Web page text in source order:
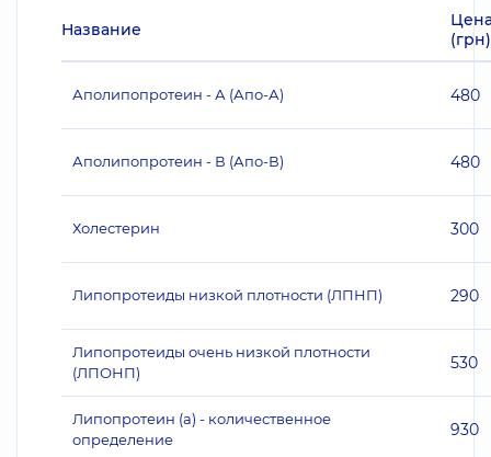
Название
(грн)
Аполипопротеин - А (Апо-А) 480
Аполипопротеин - В (Апо-В) 480
Холестерин 300
Липопротеиды низкой плотности (ЛПНП) 290
Липопротеиды очень низкой плотности
(ЛПОНП)
530
Липопротеин (а) - количественное
определение
930